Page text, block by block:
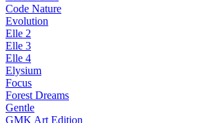
Code Nature
Evolution
Elle 2
Elle 3
Elle 4
Elysium
Focus
Forest Dreams
Gentle
GMK Art Edition